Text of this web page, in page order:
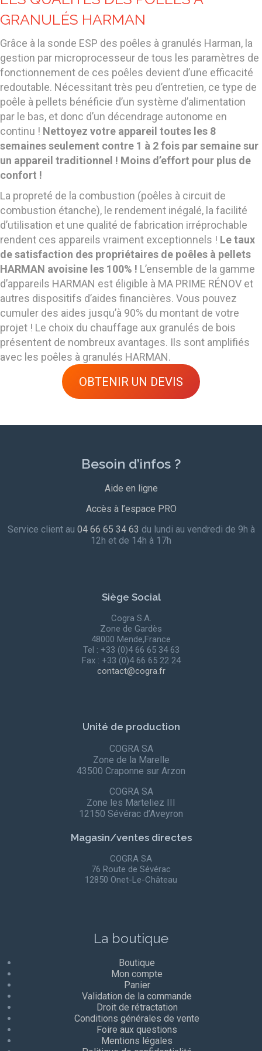
GRANULÉS HARMAN
Grâce à la sonde ESP des poêles à granulés Harman, la
gestion par microprocesseur de tous les paramètres de
fonctionnement de ces poêles devient d’une efficacité
redoutable. Nécessitant très peu d’entretien, ce type de
poêle à pellets bénéficie d’un système d’alimentation
par le bas, et donc d’un décendrage autonome en
continu ! Nettoyez votre appareil toutes les 8
semaines seulement contre 1 à 2 fois par semaine sur
un appareil traditionnel ! Moins d’effort pour plus de
confort !
La propreté de la combustion (poêles à circuit de
combustion étanche), le rendement inégalé, la facilité
d’utilisation et une qualité de fabrication irréprochable
rendent ces appareils vraiment exceptionnels ! Le taux
de satisfaction des propriétaires de poêles à pellets
HARMAN avoisine les 100% ! L’ensemble de la gamme
d’appareils HARMAN est éligible à MA PRIME RÉNOV et
autres dispositifs d’aides financières. Vous pouvez
cumuler des aides jusqu’à 90% du montant de votre
projet ! Le choix du chauffage aux granulés de bois
présentent de nombreux avantages. Ils sont amplifiés
avec les poêles à granulés HARMAN.
OBTENIR UN DEVIS
Besoin d’infos ?
Aide en ligne
Accès à l’espace PRO
Service client au 04 66 65 34 63 du lundi au vendredi de 9h à
12h et de 14h à 17h
Siège Social
Cogra S.A.
Zone de Gardès
48000 Mende,France
Tel : +33 (0)4 66 65 34 63
Fax : +33 (0)4 66 65 22 24
contact@cogra.fr
Unité de production
COGRA SA
Zone de la Marelle
43500 Craponne sur Arzon
COGRA SA
Zone les Marteliez III
12150 Sévérac d’Aveyron
Magasin/ventes directes
COGRA SA
76 Route de Sévérac
12850 Onet-Le-Château
La boutique
Boutique
Mon compte
Panier
Validation de la commande
Droit de rétractation
Conditions générales de vente
Foire aux questions
Mentions légales